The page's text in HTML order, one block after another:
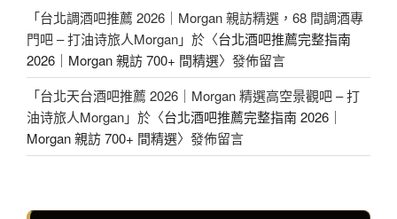
「台北調酒吧推薦 2026｜Morgan 親訪精選，68 間調酒專
門吧 – 打油诗旅人Morgan」於〈台北酒吧推薦完整指南
2026｜Morgan 親訪 700+ 間精選〉發佈留言
「台北天台酒吧推薦 2026｜Morgan 精選高空景觀吧 – 打
油诗旅人Morgan」於〈台北酒吧推薦完整指南 2026｜
Morgan 親訪 700+ 間精選〉發佈留言